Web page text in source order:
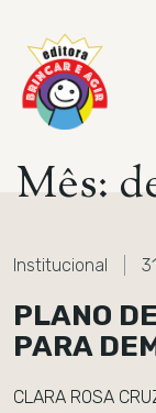
Mês: d
Institucional
PLANO
PARA
CLARA ROSA